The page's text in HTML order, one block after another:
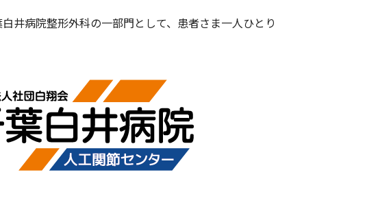
井病院整形外科の一部門として、患者さま一人ひとり